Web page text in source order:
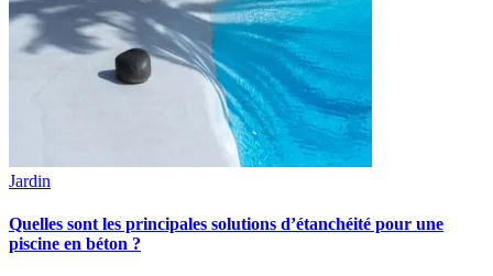
Jardin
Quelles sont les principales solutions d’étanchéité pour une
piscine en béton ?